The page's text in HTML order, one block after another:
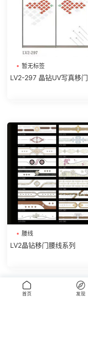
暂无标签
LV2-297 晶钻UV写真移门
腰线
LV2晶钻移门腰线系列
评论
首页 发现